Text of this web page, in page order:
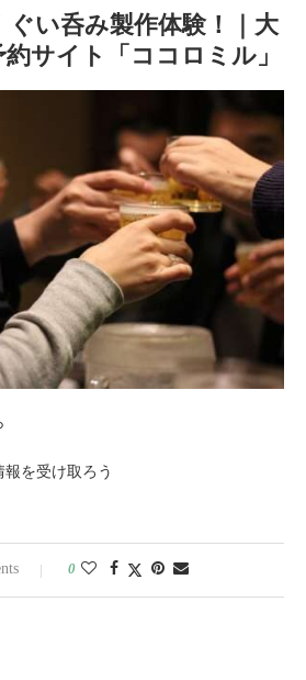
ぐい呑み製作体験！｜大
サイト「ココロミル」
を受け取ろう
0